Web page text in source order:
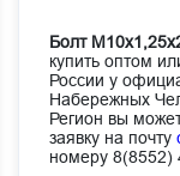
Болт
купить оптом
России у
Набережных
Регион вы
заявку на почту
номеру 8(8552)